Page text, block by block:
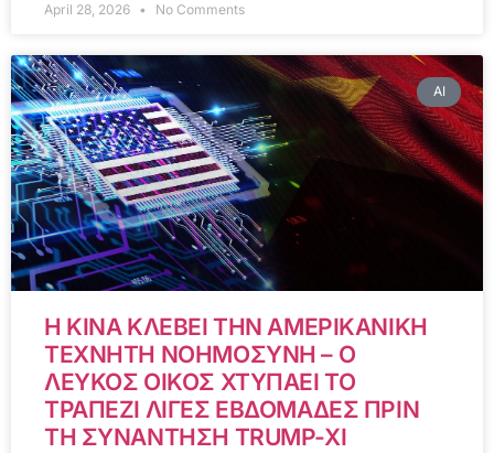
April 28, 2026 No Comments
AI
Η ΚΙΝΑ ΚΛΕΒΕΙ ΤΗΝ ΑΜΕΡΙΚΑΝΙΚΗ
ΤΕΧΝΗΤΗ ΝΟΗΜΟΣΥΝΗ – Ο
ΛΕΥΚΟΣ ΟΙΚΟΣ ΧΤΥΠΑΕΙ ΤΟ
ΤΡΑΠΕΖΙ ΛΙΓΕΣ ΕΒΔΟΜΑΔΕΣ ΠΡΙΝ
ΤΗ ΣΥΝΑΝΤΗΣΗ TRUMP-XI